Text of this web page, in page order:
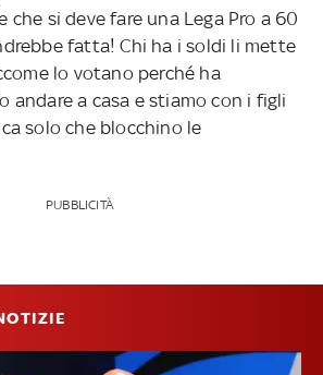
che si deve fare una Lega Pro a 60
fatta! Chi ha i soldi li mette
lo votano perché ha
andare a casa e stiamo con i figli
solo che blocchino le
PUBBLICITÀ